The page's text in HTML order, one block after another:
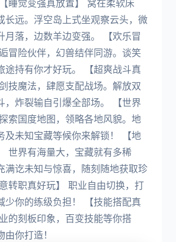
睡觉变强真放置】 窝在柔软床
长远。浮空岛上式坐观察云头，微
月落，边数羊边变强。 【欢乐冒
冒险伙伴，幻兽结伴同游。谈笑
途持有你才好玩。 【超爽战斗真
技魔法，肆愿支配战场。解放双
，炸裂输自引爆全部场。 【世界
索国度地图，领略各地风貌。地
及未知宝藏等候你来解锁！ 【地
世界有海量大，宝藏就有多稀
满讫未知与惊喜，随刻随地获取珍
转职真好玩】 职业自由切换，打
少你的练级负担！ 【技能搭配真
的刻板印象，百变技能等你搭
你打造！